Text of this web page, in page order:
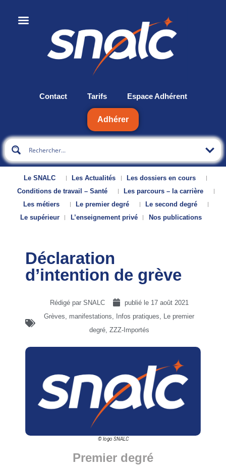
Contact Tarifs Espace Adhérent
Adhérer
Le SNALC Les Actualités
Les dossiers en cours
Conditions de travail – Santé
Les parcours – la carrière
Les métiers
Le premier degré
Le second degré
Le supérieur
L’enseignement privé Nos publications
Déclaration
d’intention de grève
Rédigé par SNALC publié le 17 août 2021
Grèves, manifestations
Infos pratiques
Le premier
degré, ZZZ-Importés
© logo SNALC
Premier degré